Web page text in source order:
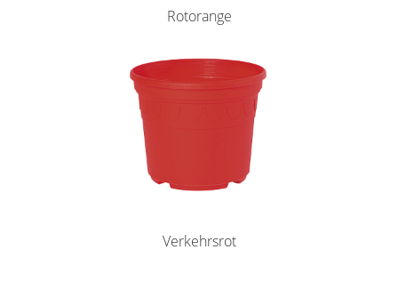
Rotorange
Verkehrsrot